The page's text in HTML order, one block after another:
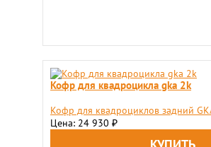
Кофр для квадроцикла gka 2k
Кофр для квадроциклов задний
Цена: 24 930 ₽